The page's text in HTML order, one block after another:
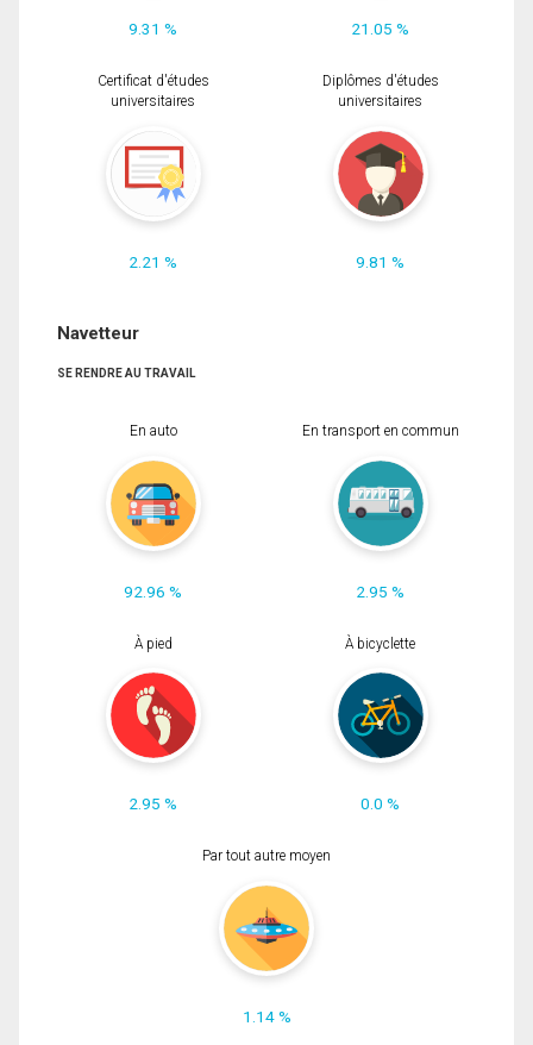
9.31 % 21.05 %
Certificat d'études
universitaires
2.21 %
Diplômes d'études
universitaires
9.81 %
Navetteur
SE RENDRE AU TRAVAIL
En auto
92.96 %
En transport en commun
2.95 %
À pied
2.95 %
À bicyclette
0.0 %
Par tout autre moyen
1.14 %